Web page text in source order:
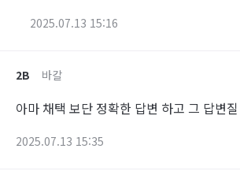
2025.07.13 15:16
2B 바칼
아마 채택 보단 정확한 답변 하고 그 답변
2025.07.13 15:35